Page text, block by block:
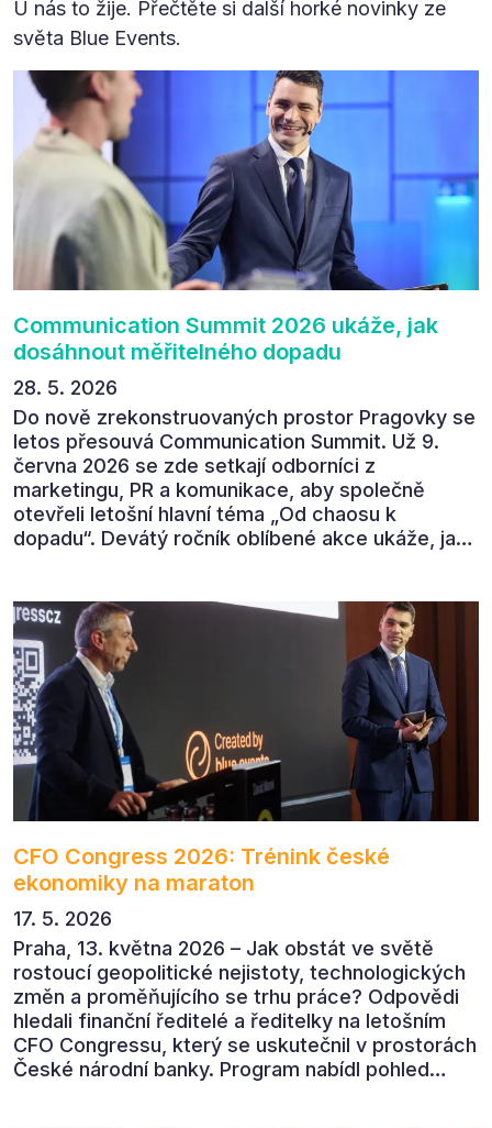
U nás to žije. Přečtěte si další horké novinky ze
světa Blue Events.
Communication Summit 2026 ukáže, jak
dosáhnout měřitelného dopadu
28. 5. 2026
Do nově zrekonstruovaných prostor Pragovky se
letos přesouvá Communication Summit. Už 9.
června 2026 se zde setkají odborníci z
marketingu, PR a komunikace, aby společně
otevřeli letošní hlavní téma „Od chaosu k
dopadu“. Devátý ročník oblíbené akce ukáže, jak
CFO Congress 2026: Trénink české
ekonomiky na maraton
17. 5. 2026
Praha, 13. května 2026 – Jak obstát ve světě
rostoucí geopolitické nejistoty, technologických
změn a proměňujícího se trhu práce? Odpovědi
hledali finanční ředitelé a ředitelky na letošním
CFO Congressu, který se uskutečnil v prostorách
České národní banky. Program nabídl pohled